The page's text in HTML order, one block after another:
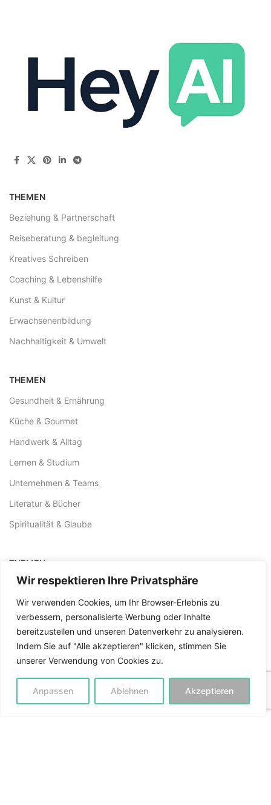
Wir respektieren Ihre Privatsphäre
Wir verwenden Cookies, um Ihr Browser-Erlebnis zu
verbessern, personalisierte Werbung oder Inhalte
bereitzustellen und unseren Datenverkehr zu analysieren.
Indem Sie auf "Alle akzeptieren" klicken, stimmen Sie
unserer Verwendung von Cookies zu.
Anpassen Ablehnen Akzeptieren
THEMEN
Beziehung & Partnerschaft
Reiseberatung & begleitung
Kreatives Schreiben
Coaching & Lebenshilfe
Kunst & Kultur
Erwachsenenbildung
Nachhaltigkeit & Umwelt
THEMEN
Gesundheit & Ernährung
Küche & Gourmet
Handwerk & Alltag
Lernen & Studium
Unternehmen & Teams
Literatur & Bücher
Spiritualität & Glaube
THEMEN
Sprachen lernen
Gesundheit & Ernährung
Eltern & Familie
Musik & Klangwelten
Karriere & Beruf
Finanzen & Steuern
Persönlichkeitsentwicklung